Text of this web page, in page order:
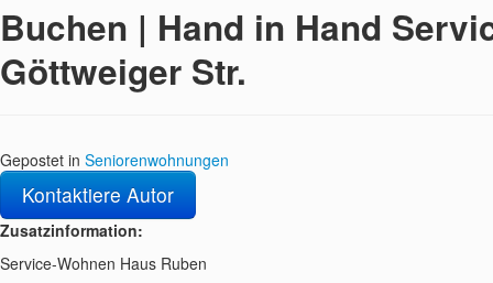
Buchen | Hand in Hand
Göttweiger Str.
Gepostet in Seniorenwohnungen
Kontaktiere Autor
Zusatzinformation:
Service-Wohnen Haus Ruben